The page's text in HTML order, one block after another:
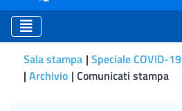
Sala stampa Speciale COVID-19
Archivio Comunicati stampa